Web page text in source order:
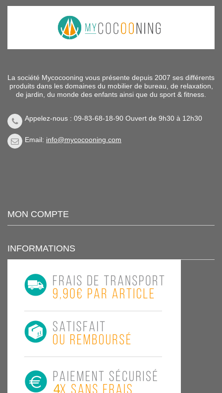
La société Mycocooning vous présente depuis 2007 ses différents
produits dans les domaines du mobilier de bureau, de relaxation,
de jardin, du monde des enfants ainsi que du sport & fitness.
Appelez-nous : 09-83-68-18-90 Ouvert de 9h30 à 12h30
Email: info@mycocooning.com
MON COMPTE
INFORMATIONS